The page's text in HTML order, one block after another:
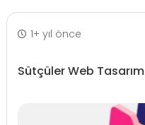
1+ yıl önce
Sütçüler Web Tasarım